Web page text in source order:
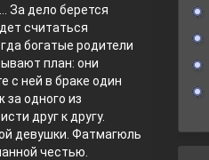
За дело берется
считаться
богатые родители
план: они
с ней в браке один
одного из
друг к другу.
девушки. Фатмагюль
честью.